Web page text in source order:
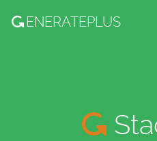
ENERATEPLUS